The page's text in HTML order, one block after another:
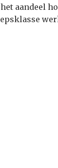
aandeel